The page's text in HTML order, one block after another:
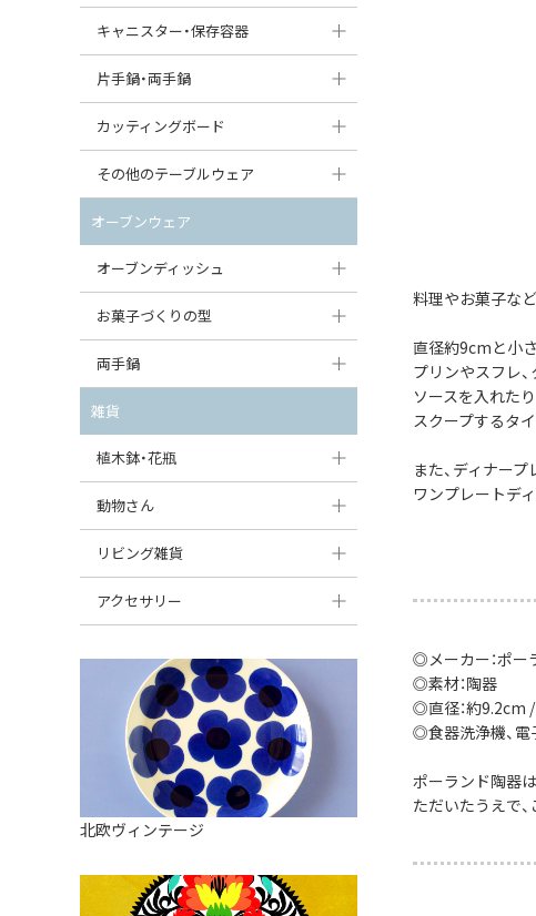
料理やお菓子な
直径約9cmと小
プリンやスフレ
ソースを入れた
スクープするタ
また、ディナー
ワンプレートデ
◎メーカー：ポー
◎素材：陶器
◎直径：約9.2cm /
◎食器洗浄機、電
ポーランド陶器
ただいたうえで、
すべて見る
丸皿
スープ皿
ダルマプレート
たまご型プレート
ハート型プレート
変形プレート
分割ディッシュ
すべて見る
中鉢（16〜21cm）
丸鉢・どんぶり・ボウル
茶碗
オーバルボウル
ハートボウル
葉っぱ型ボウル
りんご型ボウル
いちご型ボウル
星型ボウル
スープカップ
そば猪口・フリーカップ
ココット
薬味入れ
ミキシングボウル
すべて見る
りんごポット
りんごポット小
キャニスター・保存容器
キャニスター
つぼ
ガーリックポット
オニオンキャニスター
ガーリックキャニスター
チーズケース
バターディッシュ
六角形ポット
ボトル
すべて見る
片手鍋・両手鍋
ソースパン（片手鍋）
スープチュリーン
カッティングボード
角型カッティングボード
丸型カッティングボード
すべて見る
その他のテーブルウェア
調味料入れ
グレイヴィーボート
エッグカップ
ケーキスタンド
カトラリー
はしおき・カトラリーレスト
オーブンウェア
オーブンディッシュ
大型（24cm〜）
中型（18〜24cm）
スクエアオーブンディッシュ
オーバルオーブンディッシュ
すべて見る
お菓子づくりの型
パウンド型
マフィン型
すべて見る
両手鍋
チュリーン
キャセロール
すべて見る
雑貨
植木鉢・花瓶
植木鉢
花瓶
動物さん
フィギュア・置物
貯金箱
オーナメント
クリーマー
リビング雑貨
スツール
バス・洗面用品
家具小物
小物入れ
アロマポット
バスケット
アクセサリー
ペンダントトップ
すべて見る
北欧ヴィンテージ